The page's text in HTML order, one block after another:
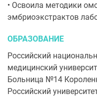
• Освоила методики
эмбриоэкстрактов
ОБРАЗОВАНИЕ
Российский
медицинский
Больница №14
Российский